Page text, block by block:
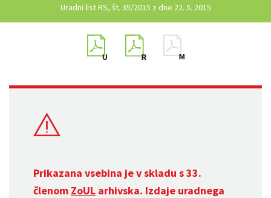
Uradni list RS, št. 35/2015 z dne 22. 5. 2015
Prikazana vsebina je v skladu s 33.
členom ZoUL arhivska. Izdaje uradnega